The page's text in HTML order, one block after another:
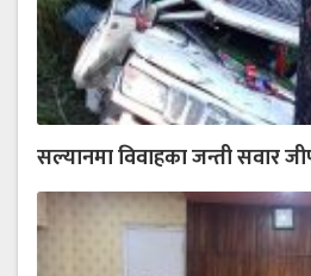
सल्यानमा विवाहका जन्ती सवार